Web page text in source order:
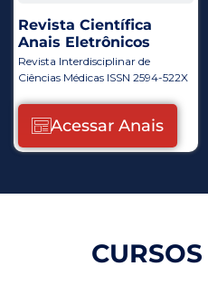
Revista Científica
Anais Eletrônicos
Revista Interdisciplinar de
Ciências Médicas ISSN 2594-522X
Acessar Anais